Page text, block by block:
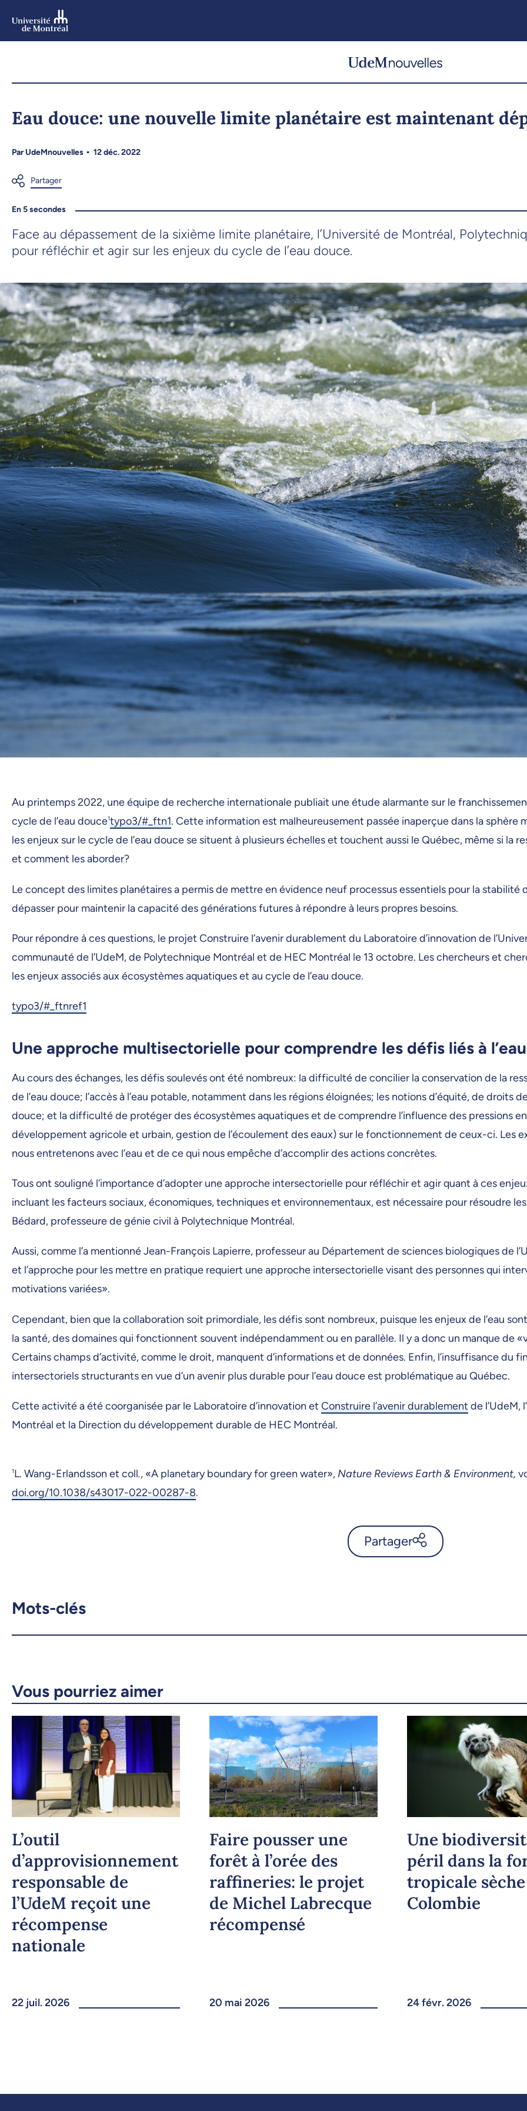
Eau douce: une nouvelle limite planétaire est maintenant
ParUdeMnouvelles 12 déc. 2022
En 5 secondes
Face au dépassement de la sixième limite planétaire, l’Université de Montréal,
pour réfléchir et agir sur les enjeux du cycle de l’eau douce.
Au printemps 2022, une équipe de recherche internationale publiait une étude alarmante sur le
cycle de l’eau douce1typo3/#_ftn1. Cette information est malheureusement passée inaperçue dans la sphère
les enjeux sur le cycle de l’eau douce se situent à plusieurs échelles et touchent aussi le Québec, même si la
et comment les aborder?
Le concept des limites planétaires a permis de mettre en évidence neuf processus essentiels pour la stabilité
dépasser pour maintenir la capacité des générations futures à répondre à leurs propres besoins.
Pour répondre à ces questions, le projet Construire l’avenir durablement du Laboratoire d’innovation de
communauté de l’UdeM, de Polytechnique Montréal et de HEC Montréal le 13 octobre. Les chercheurs et
les enjeux associés aux écosystèmes aquatiques et au cycle de l’eau douce.
typo3/#_ftnref1
Une approche multisectorielle pour comprendre les défis liés à l’eau
Au cours des échanges, les défis soulevés ont été nombreux: la difficulté de concilier la conservation de la
de l’eau douce; l’accès à l’eau potable, notamment dans les régions éloignées; les notions d’équité, de droits
douce; et la difficulté de protéger des écosystèmes aquatiques et de comprendre l’influence des pressions
développement agricole et urbain, gestion de l’écoulement des eaux) sur le fonctionnement de ceux-ci. Les
nous entretenons avec l’eau et de ce qui nous empêche d’accomplir des actions concrètes.
Tous ont souligné l’importance d’adopter une approche intersectorielle pour réfléchir et agir quant à ces
incluant les facteurs sociaux, économiques, techniques et environnementaux, est nécessaire pour résoudre
Bédard, professeure de génie civil à Polytechnique Montréal.
Aussi, comme l’a mentionné Jean-François Lapierre, professeur au Département de sciences biologiques de
et l’approche pour les mettre en pratique requiert une approche intersectorielle visant des personnes qui
motivations variées».
Cependant, bien que la collaboration soit primordiale, les défis sont nombreux, puisque les enjeux de l’eau
la santé, des domaines qui fonctionnent souvent indépendamment ou en parallèle. Il y a donc un manque de
Certains champs d’activité, comme le droit, manquent d’informations et de données. Enfin, l’insuffisance du
intersectoriels structurants en vue d’un avenir plus durable pour l’eau douce est problématique au Québec.
Cette activité a été coorganisée par le Laboratoire d’innovation et Construire l’avenir durablementde l’UdeM,
Montréal et la Direction du développement durable de HEC Montréal.
1L. Wang-Erlandsson et coll., «A planetary boundary for green water», Nature Reviews Earth & Environment,
doi.org/10.1038/s43017-022-00287-8.
Partager
Mots-clés
Vous pourriez aimer
L’outil
d’approvisionnement
responsable de
l’UdeM reçoit une
récompense
nationale
22 juil. 2026
Faire pousser une
forêt à l’orée des
raffineries: le projet
de Michel Labrecque
récompensé
20 mai 2026
Une
péril dans la
tropicale
Colombie
24 févr. 2026